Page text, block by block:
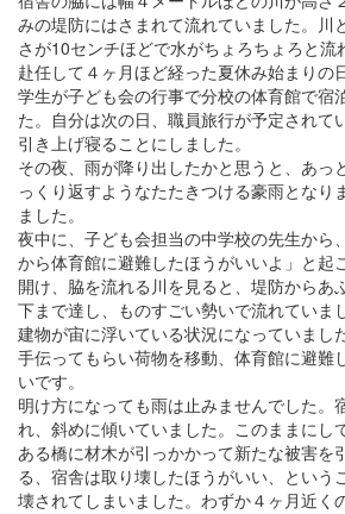
みの堤防にはさまれて流れていました。川
さが10センチほどで水がちょろちょろと流
赴任して４ヶ月ほど経った夏休み始まりの
学生が子ども会の行事で分校の体育館で宿
た。自分は次の日、職員旅行が予定されて
引き上げ寝ることにしました。
その夜、雨が降り出したかと思うと、あっ
っくり返すようなたたきつける豪雨となり
ました。
夜中に、子ども会担当の中学校の先生から
から体育館に避難したほうがいいよ」と起
開け、脇を流れる川を見ると、堤防からあ
下まで達し、ものすごい勢いで流れていま
建物が宙に浮いている状況になっていまし
手伝ってもらい荷物を移動、体育館に避難
いです。
明け方になっても雨は止みませんでした。
れ、斜めに傾いていました。このままにし
ある橋に材木が引っかかって新たな被害を
る、宿舎は取り壊したほうがいい、という
壊されてしまいました。わずか４ヶ月近く